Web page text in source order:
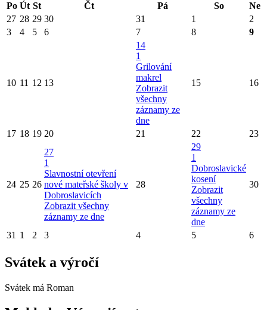
Po Út St Čt Pá So
Ne
27 28 29 30 31 1
2
3
4 5 6 7 8 9
10 11 12 13
14
1
Grilování
makrel
Zobrazit
všechny
záznamy ze
dne
15 16
17 18 19 20 21 22 23
24 25 26
27
1
Slavnostní otevření
nové mateřské školy v
Dobroslavicích
Zobrazit všechny
záznamy ze dne
28
29
1
Dobroslavické
kosení
Zobrazit
všechny
záznamy ze
dne
30
31 1 2 3 4 5 6
Svátek a výročí
Svátek má Roman